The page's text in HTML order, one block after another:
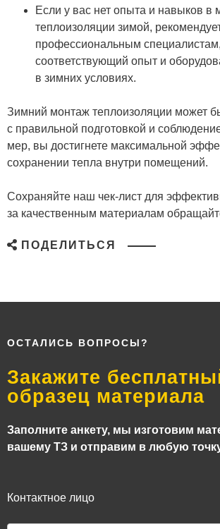
Если у вас нет опыта и навыков в
теплоизоляции зимой,
профессиональным
соответствующий опыт и
в зимних условиях.
Зимний монтаж теплоизоляции может
с правильной подготовкой и
мер, вы достигнете максимальной
сохранении тепла внутри помещений.
Сохраняйте наш чек-лист для
за качественным материалам
ПОДЕЛИТЬСЯ
ОСТАЛИСЬ ВОПРОСЫ?
Закажите
образец материала
Заполните анкету, мы изготовим
вашему ТЗ и отправим в любую
Контактное лицо